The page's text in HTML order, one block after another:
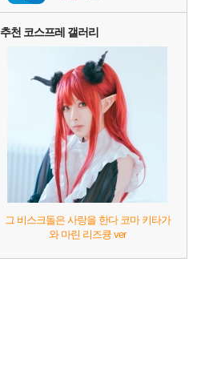
추천 코스프레 갤러리
그 비스크돌은 사랑을 한다 코마 키타가
와 마린 리즈큥 ver